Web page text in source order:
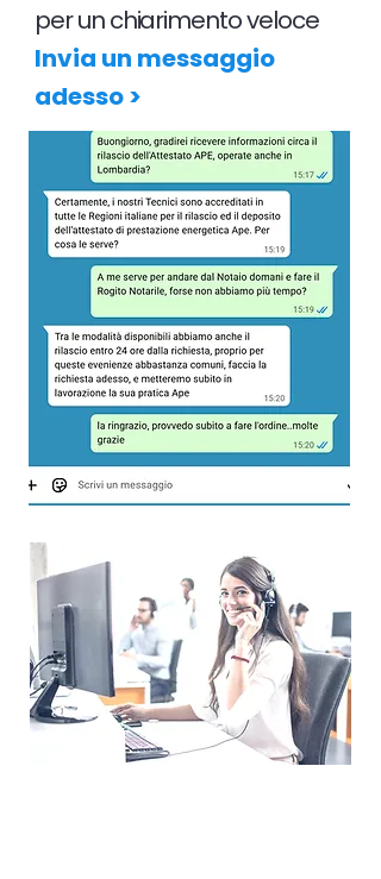
per un chiarimento veloce
Invia un messaggio
adesso >